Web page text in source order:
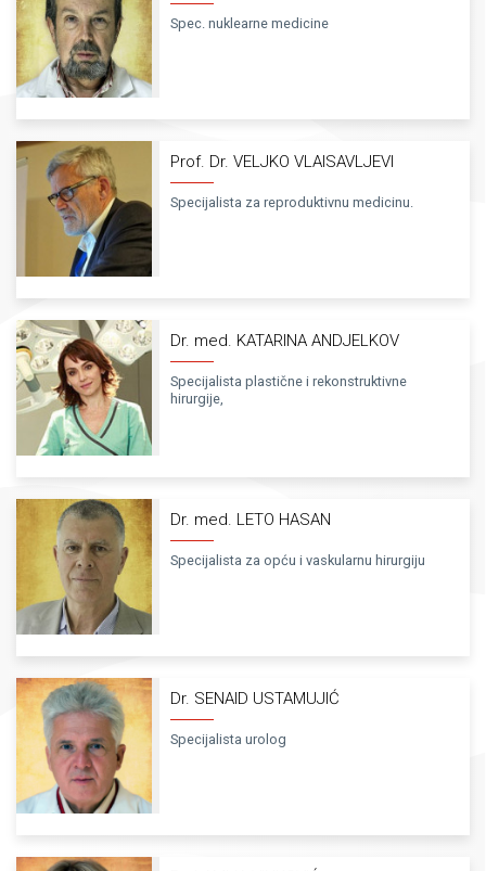
Spec. nuklearne medicine
Prof. Dr. VELJKO VLAISAVLJEVI
Specijalista za reproduktivnu medicinu.
Dr. med. KATARINA ANDJELKOV
Specijalista plastične i rekonstruktivne
hirurgije,
Dr. med. LETO HASAN
Specijalista za opću i vaskularnu hirurgiju
Dr. SENAID USTAMUJIĆ
Specijalista urolog